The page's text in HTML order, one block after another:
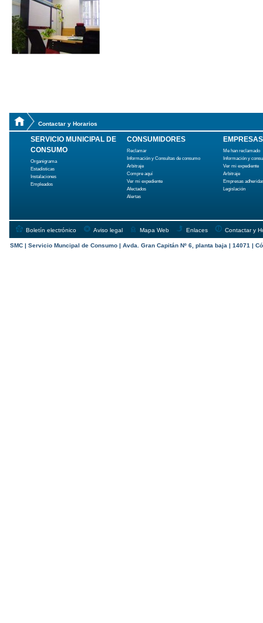
Contactar y Horarios
SERVICIO MUNICIPAL DE
CONSUMO
Organigrama
Estadísticas
Instalaciones
Empleados
CONSUMIDORES
Reclamar
Información y Consultas de consumo
Arbitraje
Compre aquí
Ver mi expediente
Afectados
Alertas
EMPRESAS
Me han reclamado
Información y
Ver mi expediente
Arbitraje
Empresas
Legislación
Boletín electrónico Aviso legal Mapa Web Enlaces Contactar y
SMC | Servicio Muncipal de Consumo | Avda. Gran Capitán Nº 6, planta baja | 14071 |